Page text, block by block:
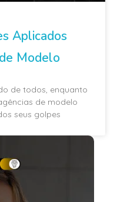
Aplicados
Modelo
de todos, enquanto
de modelo
seus golpes